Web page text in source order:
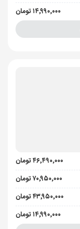
۱۴٬۹۹۰٬۰۰۰ تومان
۴۶٬۴۹۰٬۰۰۰ تومان
۷۰٬۹۵۰٬۰۰۰ تومان
۴۳٬۹۵۰٬۰۰۰ تومان
۱۴٬۹۹۰٬۰۰۰ تومان